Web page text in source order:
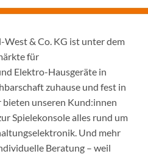
West & Co. KG ist unter dem
für
Elektro-Hausgeräte in
zuhause und fest in
unseren Kund:innen
Spielekonsole alles rund um
Und mehr
Beratung – weil